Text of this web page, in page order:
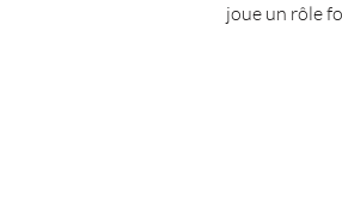
joue un rôle